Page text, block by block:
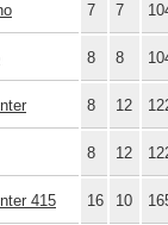
7 7
8 8
8 12
8 12
415 16 10